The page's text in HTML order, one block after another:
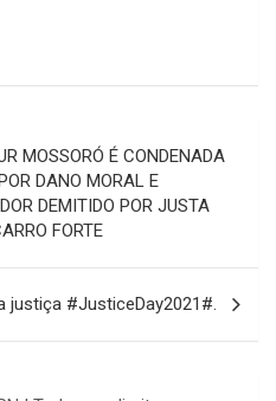
MOSSORÓ É CONDENADA
DANO MORAL E
DEMITIDO POR JUSTA
FORTE
justiça #JusticeDay2021#.